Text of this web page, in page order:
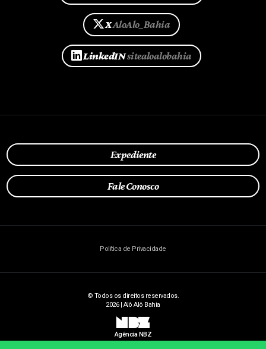
XAloAlo_Bahia
LinkedINsitealoalobahia
Expediente
Fale Conosco
Política de Privacidade
© Todos os direitos reservados.
2026 | Alô Alô Bahia
NBZ
Agência NBZ